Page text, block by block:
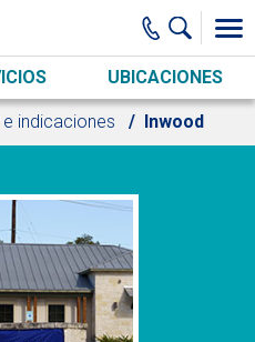
UBICACIONES
indicaciones Inwood